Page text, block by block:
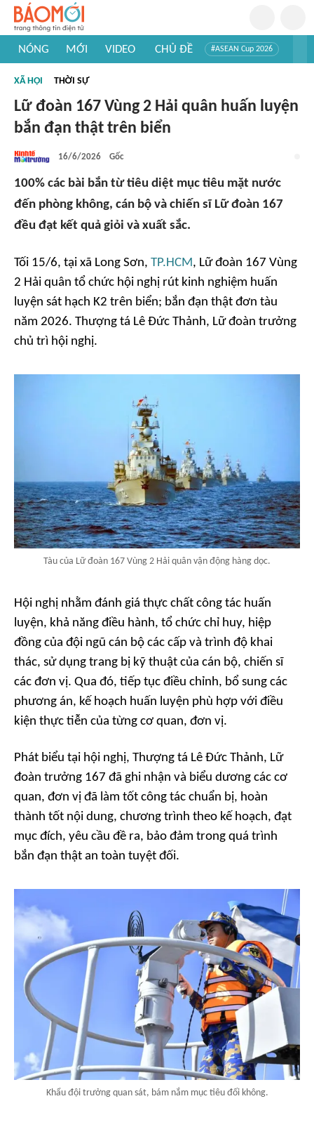
NÓNG MỚI VIDEO CHỦ ĐỀ #ASEAN Cup 2026
#Khám phá thế giới
XÃ HỘI THỜI SỰ
Lữ đoàn 167 Vùng 2 Hải quân huấn luyện
bắn đạn thật trên biển
16/6/2026 Gốc
100% các bài bắn từ tiêu diệt mục tiêu mặt nước
đến phòng không, cán bộ và chiến sĩ Lữ đoàn 167
đều đạt kết quả giỏi và xuất sắc.
Tối 15/6, tại xã Long Sơn, TP.HCM, Lữ đoàn 167 Vùng
2 Hải quân tổ chức hội nghị rút kinh nghiệm huấn
luyện sát hạch K2 trên biển; bắn đạn thật đơn tàu
năm 2026. Thượng tá Lê Đức Thảnh, Lữ đoàn trưởng
chủ trì hội nghị.
Tàu của Lữ đoàn 167 Vùng 2 Hải quân vận động hàng dọc.
Hội nghị nhằm đánh giá thực chất công tác huấn
luyện, khả năng điều hành, tổ chức chỉ huy, hiệp
đồng của đội ngũ cán bộ các cấp và trình độ khai
thác, sử dụng trang bị kỹ thuật của cán bộ, chiến sĩ
các đơn vị. Qua đó, tiếp tục điều chỉnh, bổ sung các
phương án, kế hoạch huấn luyện phù hợp với điều
kiện thực tiễn của từng cơ quan, đơn vị.
Phát biểu tại hội nghị, Thượng tá Lê Đức Thảnh, Lữ
đoàn trưởng 167 đã ghi nhận và biểu dương các cơ
quan, đơn vị đã làm tốt công tác chuẩn bị, hoàn
thành tốt nội dung, chương trình theo kế hoạch, đạt
mục đích, yêu cầu đề ra, bảo đảm trong quá trình
bắn đạn thật an toàn tuyệt đối.
Khẩu đội trưởng quan sát, bám nắm mục tiêu đối không.